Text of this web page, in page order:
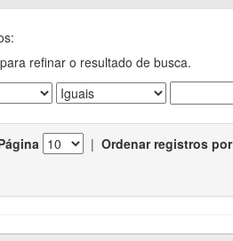
refinar o resultado de busca.
| Ordenar registros por